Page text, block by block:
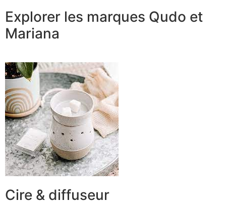
Explorer les marques Qudo et
Mariana
Cire & diffuseur